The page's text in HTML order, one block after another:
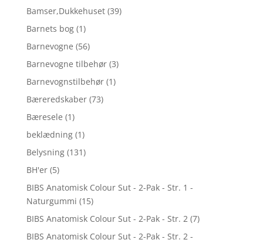
Bamser,Dukkehuset (39)
Barnets bog (1)
Barnevogne (56)
Barnevogne tilbehør (3)
Barnevognstilbehør (1)
Bæreredskaber (73)
Bæresele (1)
beklædning (1)
Belysning (131)
BH'er (5)
BIBS Anatomisk Colour Sut - 2-Pak - Str. 1 -
Naturgummi (15)
BIBS Anatomisk Colour Sut - 2-Pak - Str. 2 (7)
BIBS Anatomisk Colour Sut - 2-Pak - Str. 2 -